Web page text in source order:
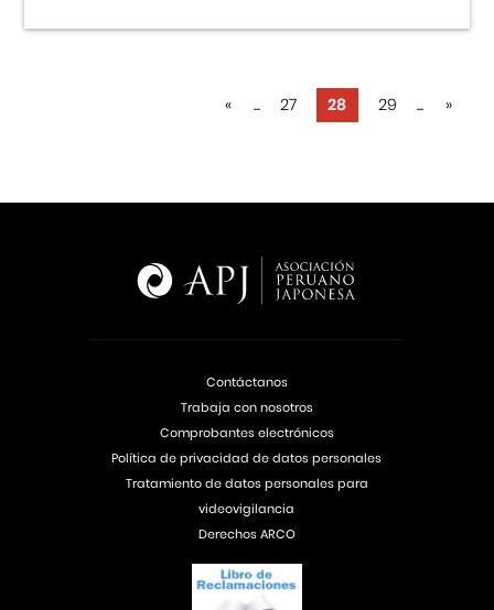
« ... 27 28 29 ... »
Contáctanos
Trabaja con nosotros
Comprobantes electrónicos
Política de privacidad de datos personales
Tratamiento de datos personales para
videovigilancia
Derechos ARCO